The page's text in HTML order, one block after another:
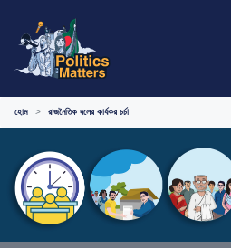
হোম রাজনৈতিক দলের কার্যকর চর্চা